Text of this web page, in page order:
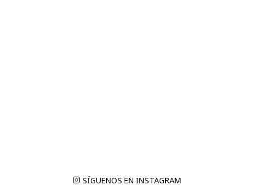
SÍGUENOS EN INSTAGRAM